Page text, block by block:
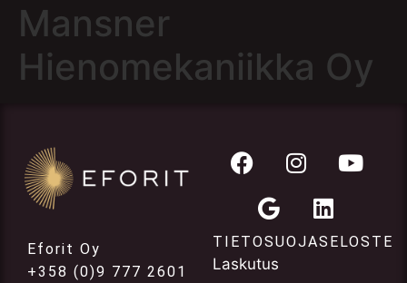
Mansner
Hienomekaniikka Oy
Eforit Oy
+358 (0)9 777 2601
TIETOSUOJASELOSTE
Laskutus